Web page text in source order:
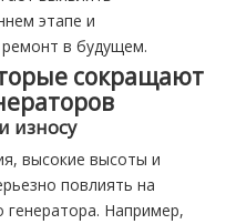
этапе и
в будущем.
сокращают
износу
высокие высоты и
повлиять на
генератора. Например,